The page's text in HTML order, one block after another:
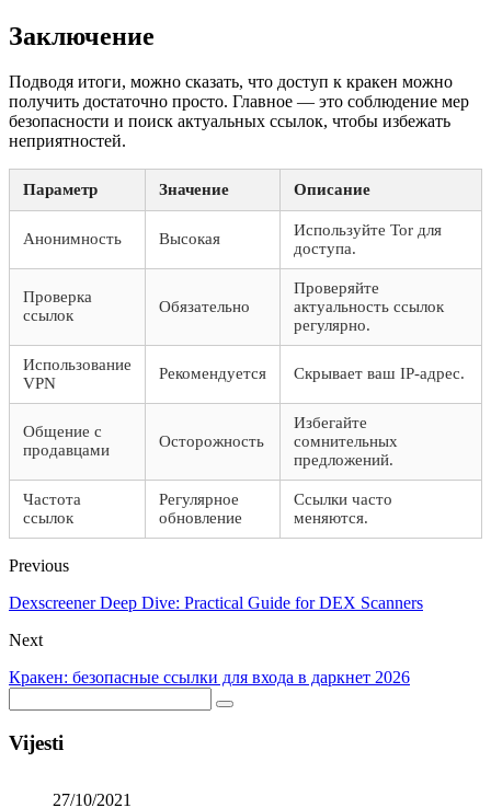
Заключение
Подводя итоги, можно сказать, что доступ к кракен можно
получить достаточно просто. Главное — это соблюдение мер
безопасности и поиск актуальных ссылок, чтобы избежать
неприятностей.
Параметр Значение Описание
Анонимность Высокая
Используйте Tor для
доступа.
Проверка
ссылок
Обязательно
Проверяйте
актуальность ссылок
регулярно.
Использование
VPN
Рекомендуется Скрывает ваш IP-адрес.
Общение с
продавцами
Осторожность
Избегайте
сомнительных
предложений.
Частота
ссылок
Регулярное
обновление
Ссылки часто
меняются.
Previous
Dexscreener Deep Dive: Practical Guide for DEX Scanners
Next
Кракен: безопасные ссылки для входа в даркнет 2026
Vijesti
27/10/2021